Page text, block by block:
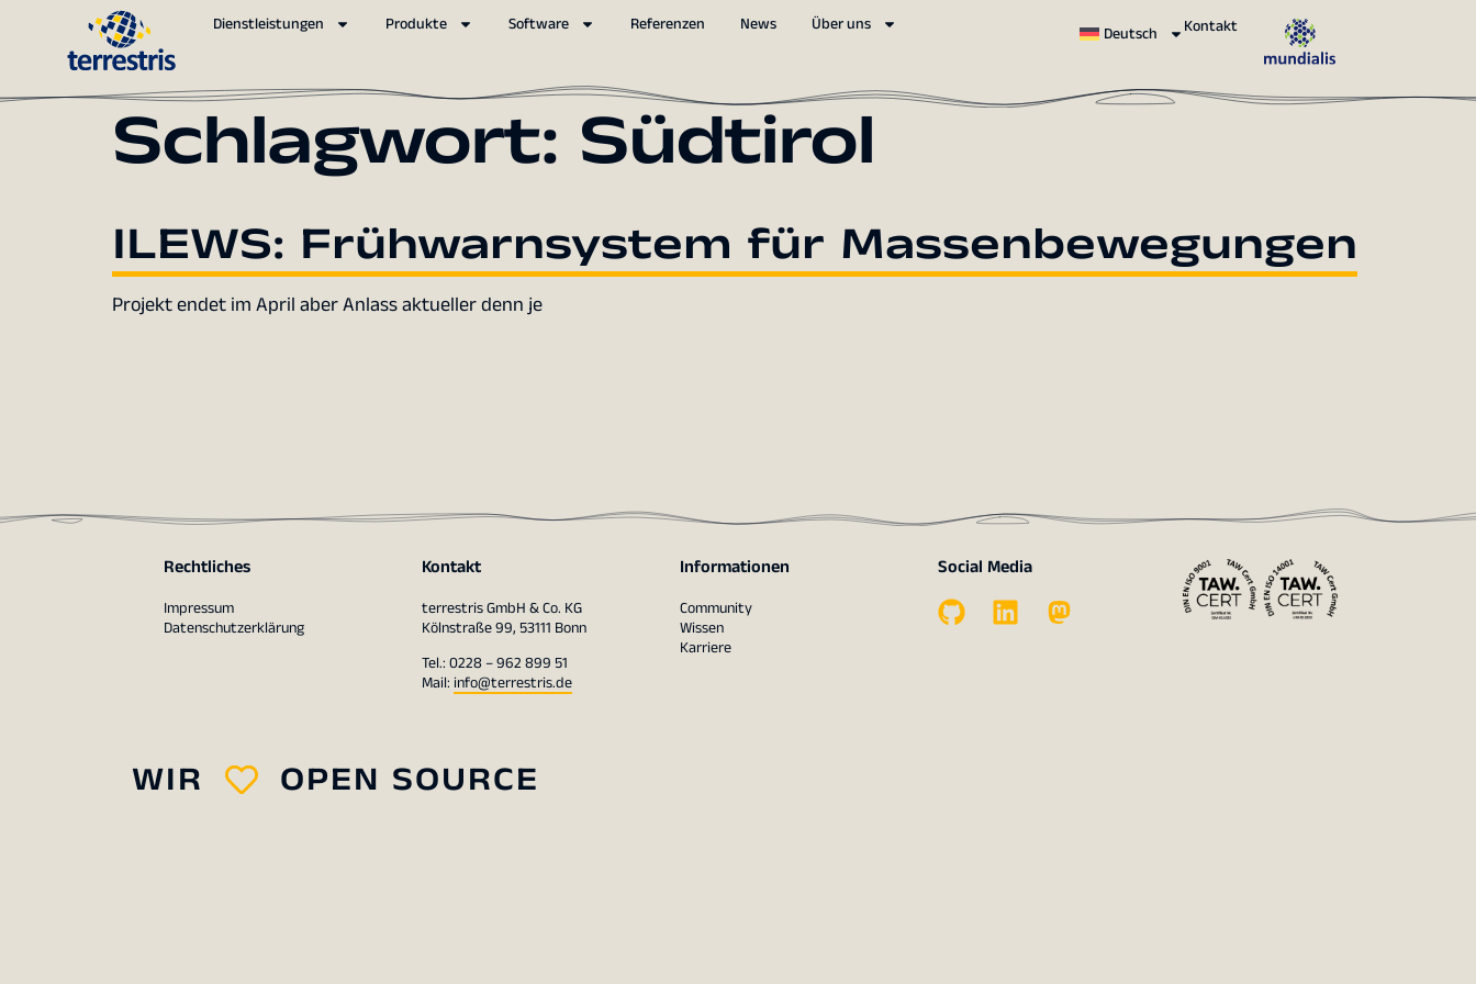
Dienstleistungen Produkte Software Referenzen News Über uns Deutsch Kontakt
Schlagwort: Südtirol
ILEWS: Frühwarnsystem für Massenbewegungen
Projekt endet im April aber Anlass aktueller denn je
Rechtliches
Impressum
Datenschutzerklärung
Kontakt
terrestris GmbH & Co. KG
Kölnstraße 99, 53111 Bonn
Tel.: 0228 – 962 899 51
Mail:info@terrestris.de
Informationen
Community
Wissen
Karriere
Social Media
WIR OPEN SOURCE